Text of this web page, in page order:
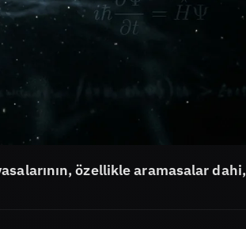
özellikle aramasalar dahi,